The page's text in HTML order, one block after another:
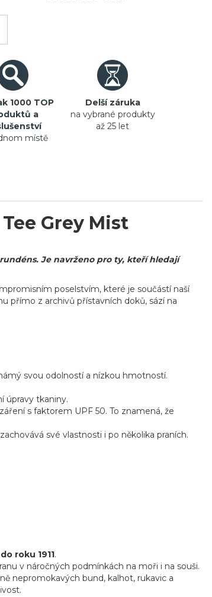
1000 TOP
a
místě
Delší záruka
na vybrané produkty
až 25 let
Grey Mist
Je navrženo pro ty, kteří hledají
poselstvím, které je součástí naší
přímo z archivů přístavních doků, sází na
svou odolností a nízkou hmotností.
úpravy tkaniny.
s faktorem UPF 50. To znamená, že
své vlastnosti i po několika praních.
roku 1911.
v náročných podmínkách na moři i na souši.
nepromokavých bund, kalhot, rukavic a